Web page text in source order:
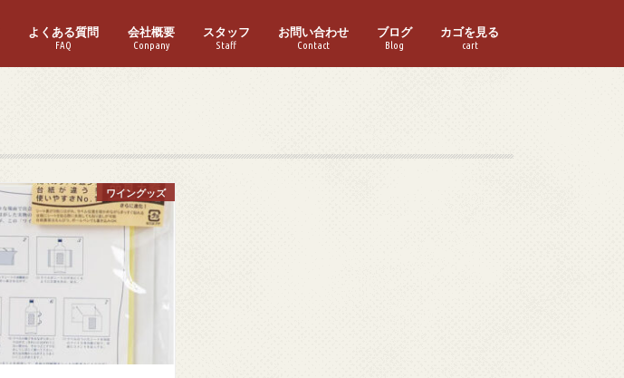
よくある質問
FAQ
会社概要
Conpany
スタッフ
Staff
お問い合わせ
Contact
ブログ
Blog
カゴを見る
cart
ワイングッズ